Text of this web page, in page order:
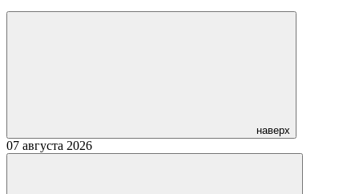
наверх
07 августа 2026